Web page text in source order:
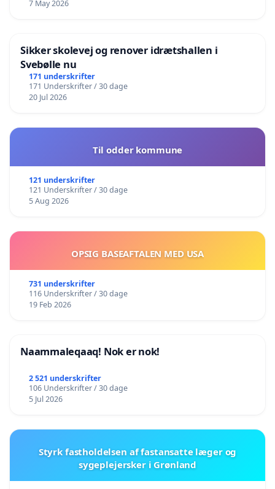
7 May 2026
Sikker skolevej og renover idrætshallen i
Svebølle nu
171 underskrifter
171 Underskrifter / 30 dage
20 Jul 2026
Til odder kommune
121 underskrifter
121 Underskrifter / 30 dage
5 Aug 2026
OPSIG BASEAFTALEN MED USA
731 underskrifter
116 Underskrifter / 30 dage
19 Feb 2026
Naammaleqaaq! Nok er nok!
2 521 underskrifter
106 Underskrifter / 30 dage
5 Jul 2026
Styrk fastholdelsen af fastansatte læger og
sygeplejersker i Grønland